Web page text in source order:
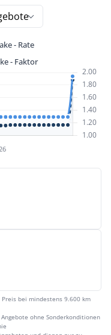
bei mindestens 9.600 km
ohne Sonderkonditionen